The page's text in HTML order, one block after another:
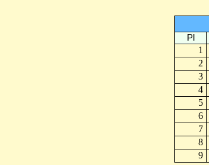
Pl
1
2
3
4
5
6
7
8
9